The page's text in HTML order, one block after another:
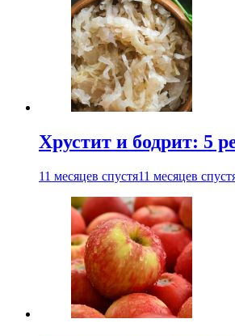
Хрустит и бодрит: 5
11 месяцев спустя11 месяцев